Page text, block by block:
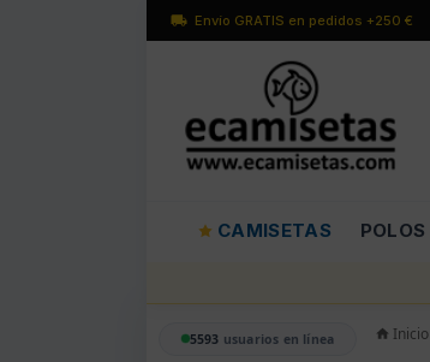
Envío GRATIS en pedidos +250 €
CAMISETAS POLOS
5593 usuarios en línea Inicio